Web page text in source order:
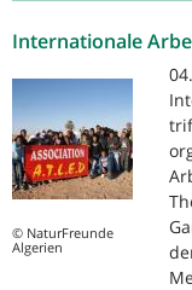
Internationale
© NaturFreunde
Algerien